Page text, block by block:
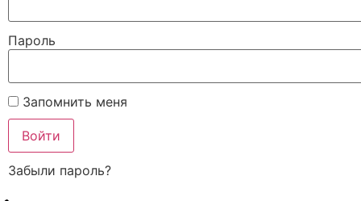
Пароль
Запомнить меня
Войти
Забыли пароль?